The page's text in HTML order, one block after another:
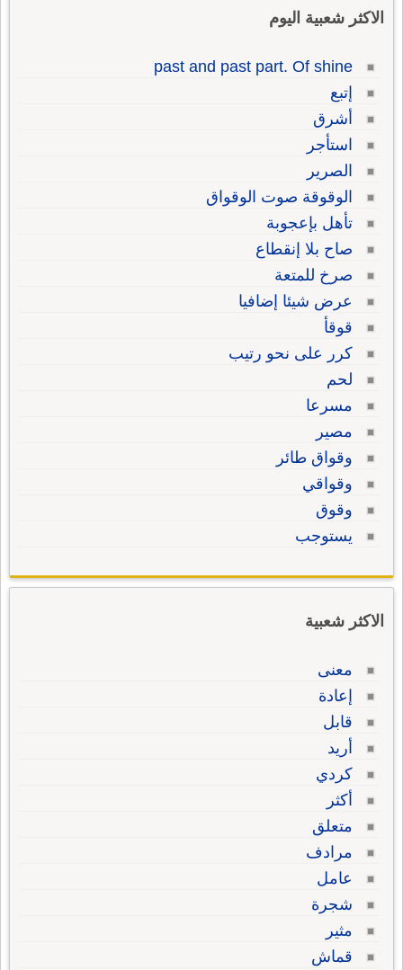
الاكثر شعبية اليوم
past and past part. Of shine
إتبع
أشرق
استأجر
الصرير
الوقوقة صوت الوقواق
تأهل بإعجوبة
صاح بلا إنقطاع
صرخ للمتعة
عرض شيئا إضافيا
قوقأ
كرر على نحو رتيب
لحم
مسرعا
مصير
وقواق طائر
وقواقي
وقوق
يستوجب
الاكثر شعبية
معنى
إعادة
قابل
أريد
كردي
أكثر
متعلق
مرادف
عامل
شجرة
مثير
قماش